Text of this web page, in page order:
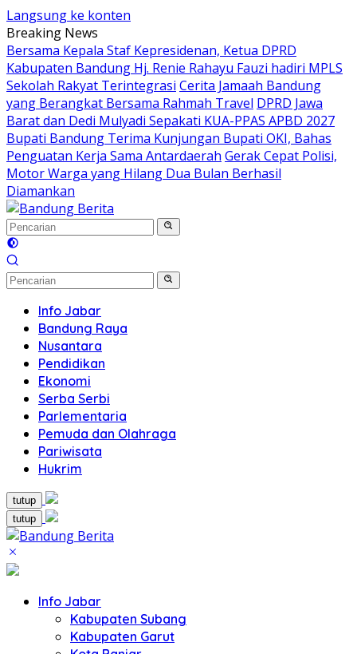
Langsung ke konten
Breaking News
Bersama Kepala Staf Kepresidenan, Ketua DPRD
Kabupaten Bandung Hj. Renie Rahayu Fauzi hadiri MPLS
Sekolah Rakyat Terintegrasi Cerita Jamaah Bandung
yang Berangkat Bersama Rahmah Travel DPRD Jawa
Barat dan Dedi Mulyadi Sepakati KUA-PPAS APBD 2027
Bupati Bandung Terima Kunjungan Bupati OKI, Bahas
Penguatan Kerja Sama Antardaerah Gerak Cepat Polisi,
Motor Warga yang Hilang Dua Bulan Berhasil
Diamankan
Info Jabar
Bandung Raya
Nusantara
Pendidikan
Ekonomi
Serba Serbi
Parlementaria
Pemuda dan Olahraga
Pariwisata
Hukrim
tutup
tutup
Info Jabar
Kabupaten Subang
Kabupaten Garut